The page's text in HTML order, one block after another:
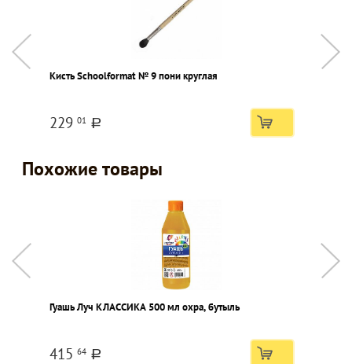
Кисть Schoolformat № 9 пони круглая
229 01 a
Похожие товары
Гуашь Луч КЛАССИКА 500 мл охра, бутыль
415 64 a